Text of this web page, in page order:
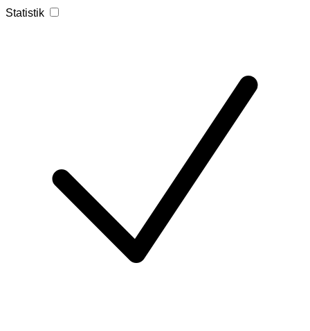
Statistik